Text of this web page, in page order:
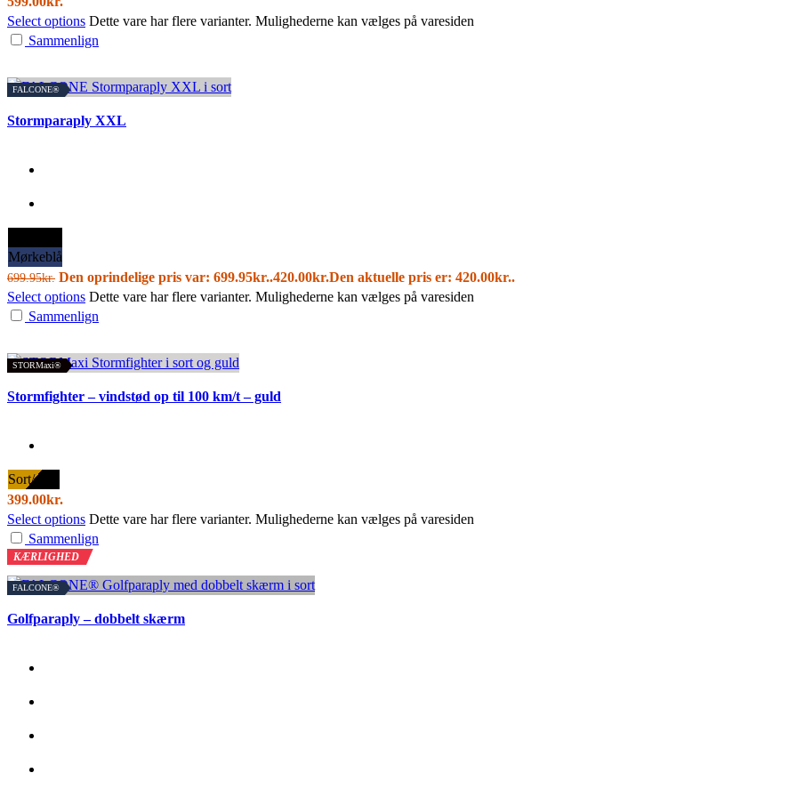
Select options Dette vare har flere varianter. Mulighederne kan vælges på varesiden
Sammenlign
FALCONE®
Stormparaply XXL
Mørkeblå
699.95kr. Den oprindelige pris var: 699.95kr..420.00kr.Den aktuelle pris er: 420.00kr..
Select options Dette vare har flere varianter. Mulighederne kan vælges på varesiden
Sammenlign
STORMaxi®
Stormfighter – vindstød op til 100 km/t – guld
Sort/guld
399.00kr.
Select options Dette vare har flere varianter. Mulighederne kan vælges på varesiden
Sammenlign
KÆRLIGHED
FALCONE®
Golfparaply – dobbelt skærm